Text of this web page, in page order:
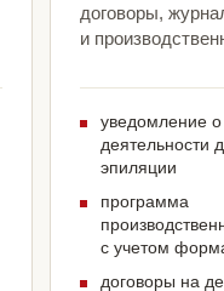
договоры,
и
уведомление
деятельности
эпиляции
программа
с учетом
договоры на